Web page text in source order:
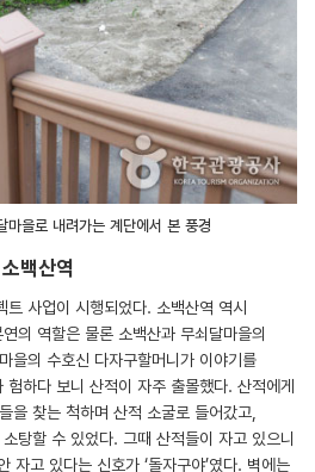
마을로 내려가는 계단에서 본 풍경
백산역
사업이 시행되었다. 소백산역 역시
의 역할은 물론 소백산과 무쇠달마을의
을의 수호신 다자구할머니가 이야기를
하다 보니 산적이 자주 출몰했다. 산적에게
을 찾는 척하며 산적 소굴로 들어갔고,
탕할 수 있었다. 그때 산적들이 자고 있으니
자고 있다는 신호가 ‘돌자구야’였다. 벽에는